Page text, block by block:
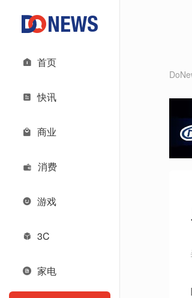
首页
快讯
商业
消费
游戏
3C
家电